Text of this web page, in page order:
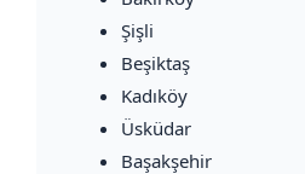
Şişli
Beşiktaş
Kadıköy
Üsküdar
Başakşehir